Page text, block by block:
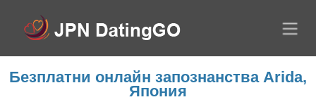
Безплатни онлайн запознанства Arida,
Япония